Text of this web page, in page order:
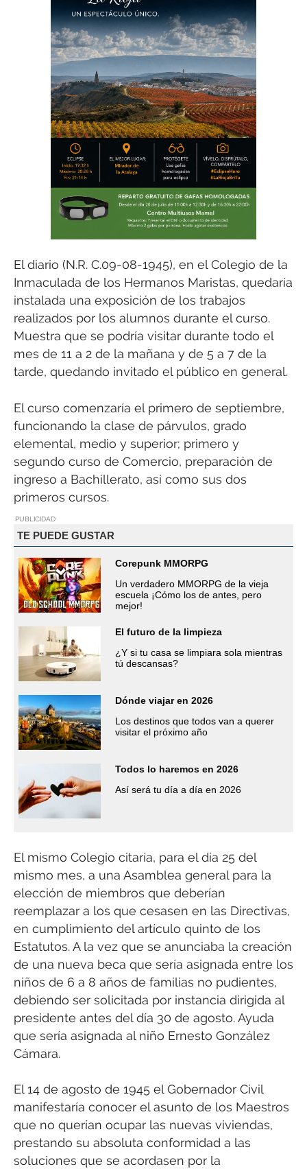
El diario (N.R. C.09-08-1945), en el Colegio de la
Inmaculada de los Hermanos Maristas, quedaría
instalada una exposición de los trabajos
realizados por los alumnos durante el curso.
Muestra que se podría visitar durante todo el
mes de 11 a 2 de la mañana y de 5 a 7 de la
tarde, quedando invitado el público en general.
El curso comenzaría el primero de septiembre,
funcionando la clase de párvulos, grado
elemental, medio y superior; primero y
segundo curso de Comercio, preparación de
ingreso a Bachillerato, así como sus dos
primeros cursos.
PUBLICIDAD
TE PUEDE GUSTAR
Corepunk MMORPG
Un verdadero MMORPG de la vieja
escuela ¡Cómo los de antes, pero
mejor!
El futuro de la limpieza
¿Y si tu casa se limpiara sola mientras
tú descansas?
Dónde viajar en 2026
Los destinos que todos van a querer
visitar el próximo año
Todos lo haremos en 2026
Así será tu día a día en 2026
El mismo Colegio citaría, para el día 25 del
mismo mes, a una Asamblea general para la
elección de miembros que deberían
reemplazar a los que cesasen en las Directivas,
en cumplimiento del artículo quinto de los
Estatutos. A la vez que se anunciaba la creación
de una nueva beca que sería asignada entre los
niños de 6 a 8 años de familias no pudientes,
debiendo ser solicitada por instancia dirigida al
presidente antes del día 30 de agosto. Ayuda
que sería asignada al niño Ernesto González
Cámara.
El 14 de agosto de 1945 el Gobernador Civil
manifestaría conocer el asunto de los Maestros
que no querían ocupar las nuevas viviendas,
prestando su absoluta conformidad a las
soluciones que se acordasen por la